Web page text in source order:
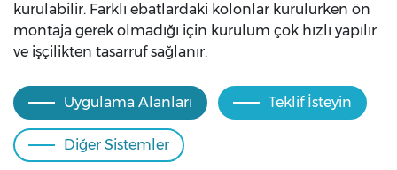
kurulabilir. Farklı ebatlardaki kolonlar kurulurken ön
montaja gerek olmadığı için kurulum çok hızlı yapılır
ve işçilikten tasarruf sağlanır.
Uygulama Alanları Teklif İsteyin
Diğer Sistemler